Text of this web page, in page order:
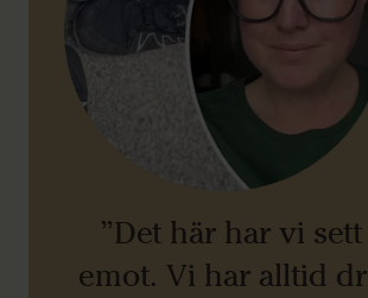
”Det här har vi
emot. Vi har alltid